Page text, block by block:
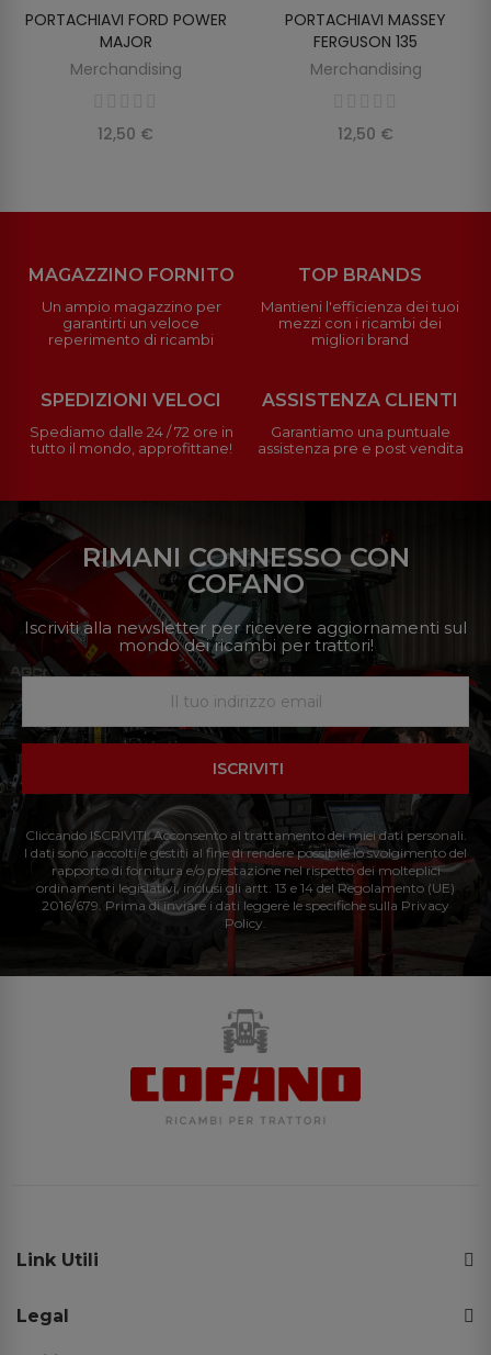
SCOPRIRE
PORTACHIAVI FORD POWER
MAJOR
Merchandising
12,50 €
SCOPRIRE
PORTACHIAVI MASSEY
FERGUSON 135
Merchandising
12,50 €
MAGAZZINO FORNITO
Un ampio magazzino per
garantirti un veloce
reperimento di ricambi
TOP BRANDS
Mantieni l'efficienza dei tuoi
mezzi con i ricambi dei
migliori brand
SPEDIZIONI VELOCI
Spediamo dalle 24 / 72 ore in
tutto il mondo, approfittane!
ASSISTENZA CLIENTI
Garantiamo una puntuale
assistenza pre e post vendita
RIMANI CONNESSO CON
COFANO
Iscriviti alla newsletter per ricevere aggiornamenti sul
mondo dei ricambi per trattori!
ISCRIVITI
Cliccando ISCRIVITI: Acconsento al trattamento dei miei dati personali.
I dati sono raccolti e gestiti al fine di rendere possibile lo svolgimento del
rapporto di fornitura e/o prestazione nel rispetto dei molteplici
ordinamenti legislativi, inclusi gli artt. 13 e 14 del Regolamento (UE)
2016/679. Prima di inviare i dati leggere le specifiche sulla Privacy
Policy.
Link Utili
Legal